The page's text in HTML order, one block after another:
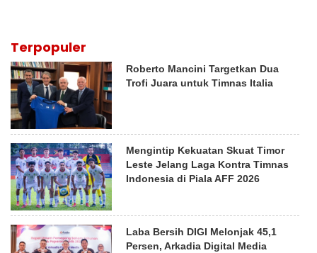
Terpopuler
Roberto Mancini Targetkan Dua
Trofi Juara untuk Timnas Italia
Mengintip Kekuatan Skuat Timor
Leste Jelang Laga Kontra Timnas
Indonesia di Piala AFF 2026
Laba Bersih DIGI Melonjak 45,1
Persen, Arkadia Digital Media